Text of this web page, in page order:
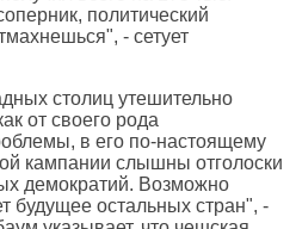
политический
- сетует
столиц утешительно
от своего рода
в его по-настоящему
кампании слышны отголоски
демократий. Возможно
будущее остальных стран", -